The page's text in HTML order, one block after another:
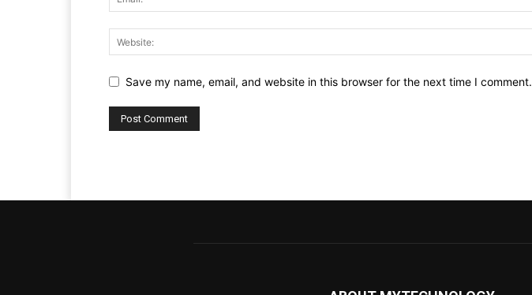
Save my name, email, and website in this browser for the next time I comment.